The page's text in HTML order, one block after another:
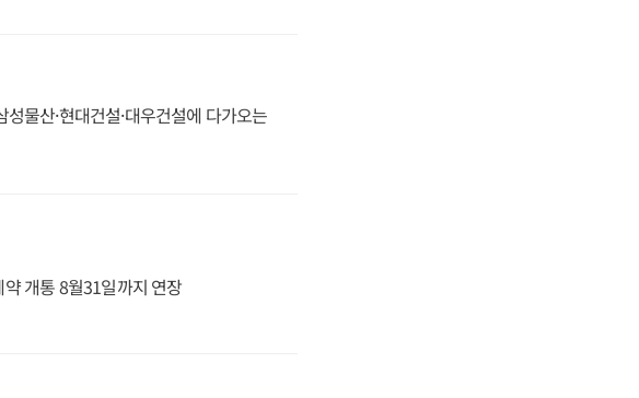
물산·현대건설·대우건설에 다가오는
개통 8월31일까지 연장